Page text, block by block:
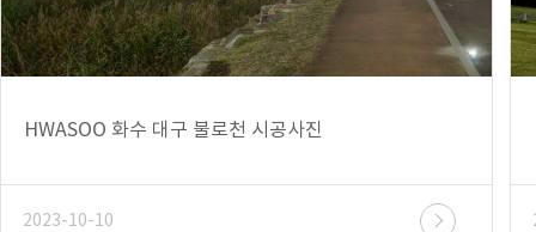
HWASOO 화수 대구 불로천 시공사진
2023-10-10